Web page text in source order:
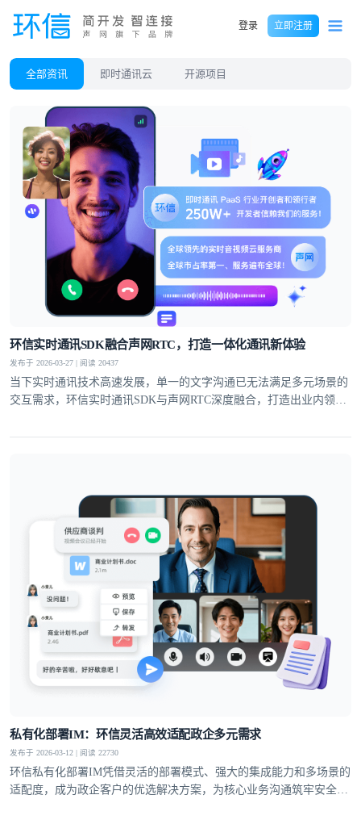
登录 立即注册
全部资讯 即时通讯云 开源项目
环信实时通讯SDK融合声网RTC，打造一体化通讯新体验
发布于 2026-03-27 | 阅读 20437
当下实时通讯技术高速发展，单一的文字沟通已无法满足多元场景的
交互需求，环信实时通讯SDK与声网RTC深度融合，打造出业内领先
通讯解决方案，高度适配泛娱乐社交、企业出海与大规模业务的发展
私有化部署IM：环信灵活高效适配政企多元需求
发布于 2026-03-12 | 阅读 22730
环信私有化部署IM凭借灵活的部署模式、强大的集成能力和多场景的
适配度，成为政企客户的优选解决方案，为核心业务沟通筑牢安全防